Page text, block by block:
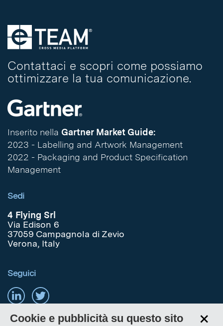
Contattaci e scopri come possiamo
ottimizzare la tua comunicazione.
Inserito nella Gartner Market Guide:
2023 - Labelling and Artwork Management
2022 - Packaging and Product Specification
Management
Sedi
4 Flying Srl
Via Edison 6
37059 Campagnola di Zevio
Verona, Italy
Seguici
Cookie e pubblicità su questo sito +